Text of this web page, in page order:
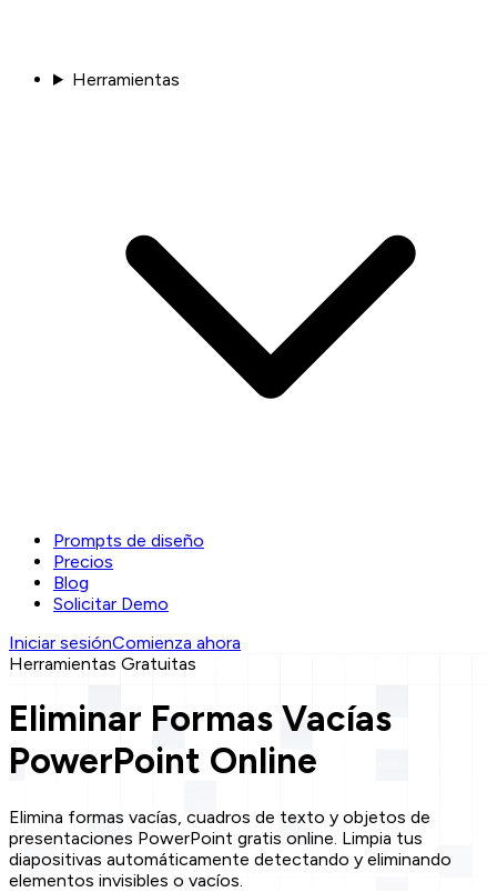
Herramientas
Prompts de diseño
Precios
Blog
Solicitar Demo
Iniciar sesiónComienza ahora
Herramientas Gratuitas
Eliminar Formas Vacías
PowerPoint Online
Elimina formas vacías, cuadros de texto y objetos de
presentaciones PowerPoint gratis online. Limpia tus
diapositivas automáticamente detectando y eliminando
elementos invisibles o vacíos.